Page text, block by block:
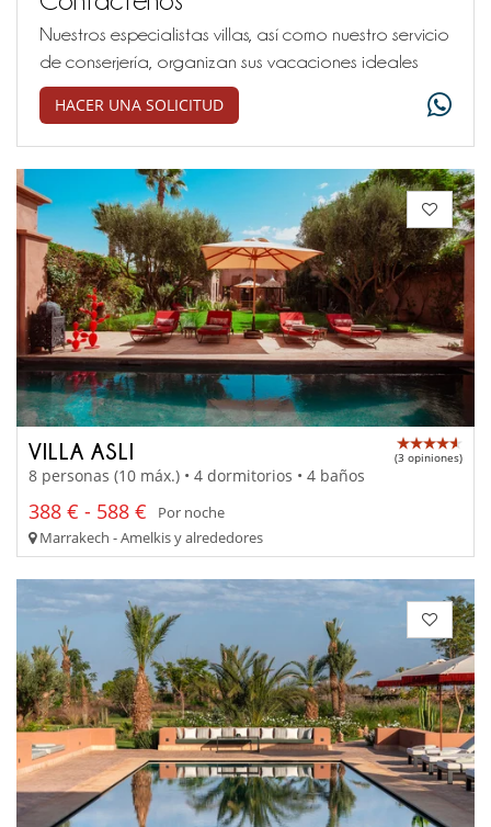
Nuestros especialistas villas, así como nuestro servicio
de conserjería, organizan sus vacaciones ideales
HACER UNA SOLICITUD
VILLA ASLI (3 opiniones)
8 personas (10 máx.) • 4 dormitorios • 4 baños
388 € - 588 €
Por noche
Marrakech - Amelkis y alrededores